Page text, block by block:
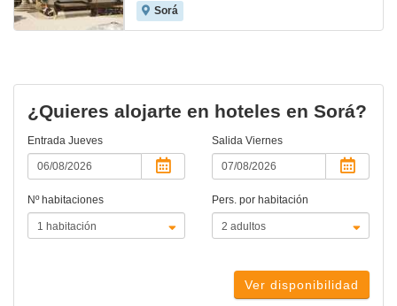
Sorá
¿Quieres alojarte en hoteles en Sorá?
Entrada Jueves Salida Viernes
Nº habitaciones Pers. por habitación
Ver disponibilidad